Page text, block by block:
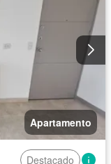
Apartamento
Destacado